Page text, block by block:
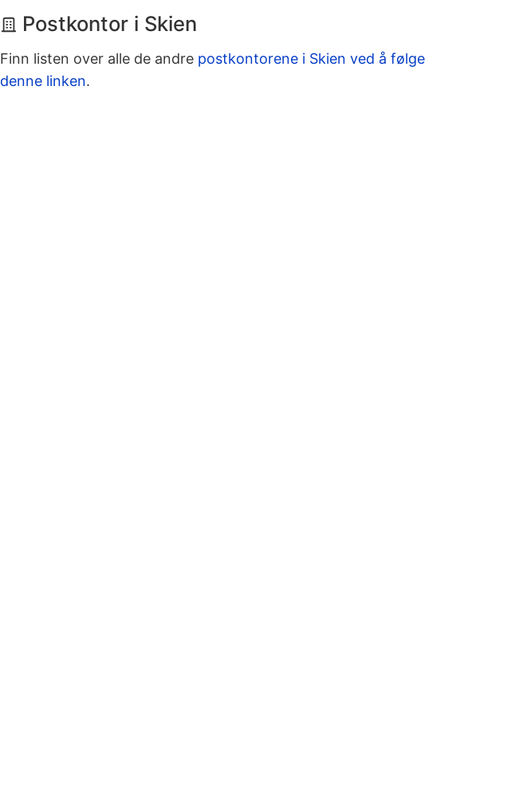
Postkontor i Skien
Finn listen over alle de andre postkontorene i Skien ved å følge
denne linken.